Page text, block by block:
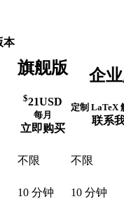
本
旗舰版
$21USD
每月
立即购买
企
定制 LaTeX
联系
不限 不限
10 分钟 10 分钟